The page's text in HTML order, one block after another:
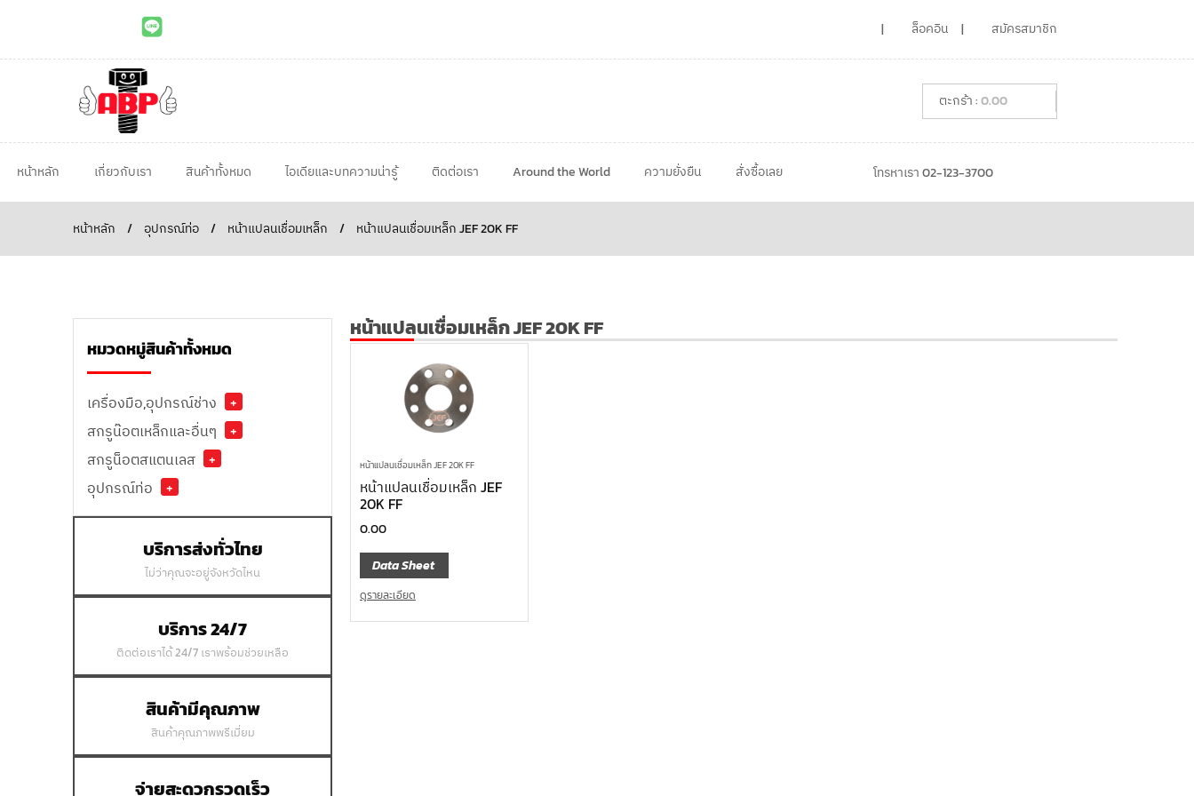
ล็อคอิน สมัครสมาชิก
0.00
หน้าหลัก เกี่ยวกับเรา สินค้าทั้งหมด ไอเดียและบทความน่ารู้ ติดต่อเรา Around the World ความยั่งยืน สั่งซื้อเลย โทรหาเรา 02-123-3700
หน้าหลัก / อุปกรณ์ท่อ / หน้าแปลนเชื่อมเหล็ก / หน้าแปลนเชื่อมเหล็ก JEF 20K FF
หมวดหมู่สินค้าทั้งหมด
เครื่องมือ,อุปกรณ์ช่าง
+
สกรูน๊อตเหล็กและอื่นๆ
+
สกรูน็อตสแตนเลส
+
อุปกรณ์ท่อ
+
บริการส่งทั่วไทย
ไม่ว่าคุณจะอยู่จังหวัดไหน
บริการ 24/7
ติดต่อเราได้ 24/7 เราพร้อมช่วยเหลือ
สินค้ามีคุณภาพ
สินค้าคุณภาพพรีเมี่ยม
จ่ายสะดวกรวดเร็ว
หน้าแปลนเชื่อมเหล็ก JEF 20K FF
หน้าแปลนเชื่อมเหล็ก JEF 20K FF
หน้าแปลนเชื่อมเหล็ก JEF
20K FF
0.00
Data Sheet
ดูรายละเอียด